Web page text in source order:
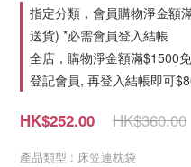
指定分類，會員購物淨金額
送貨) *必需會員登入結帳
全店，購物淨金額滿$1500
登記會員, 再登入結帳即可
HK$360.00
HK$252.00
產品類型 : 床笠連枕袋